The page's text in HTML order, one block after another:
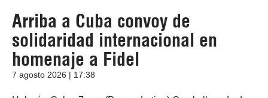
Arriba a Cuba convoy de
solidaridad internacional en
homenaje a Fidel
7 agosto 2026 | 17:38